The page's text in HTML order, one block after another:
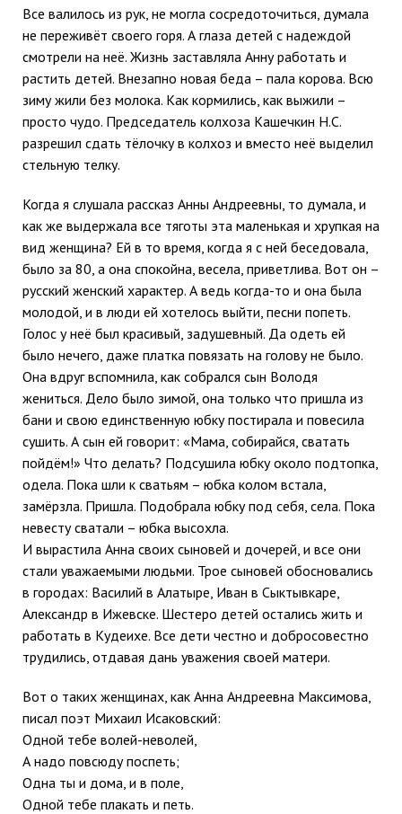
Все валилось из рук, не могла сосредоточиться, думала
не переживёт своего горя. А глаза детей с надеждой
смотрели на неё. Жизнь заставляла Анну работать и
растить детей. Внезапно новая беда – пала корова. Всю
зиму жили без молока. Как кормились, как выжили –
просто чудо. Председатель колхоза Кашечкин Н.С.
разрешил сдать тёлочку в колхоз и вместо неё выделил
стельную телку.
Когда я слушала рассказ Анны Андреевны, то думала, и
как же выдержала все тяготы эта маленькая и хрупкая на
вид женщина? Ей в то время, когда я с ней беседовала,
было за 80, а она спокойна, весела, приветлива. Вот он –
русский женский характер. А ведь когда-то и она была
молодой, и в люди ей хотелось выйти, песни попеть.
Голос у неё был красивый, задушевный. Да одеть ей
было нечего, даже платка повязать на голову не было.
Она вдруг вспомнила, как собрался сын Володя
жениться. Дело было зимой, она только что пришла из
бани и свою единственную юбку постирала и повесила
сушить. А сын ей говорит: «Мама, собирайся, сватать
пойдём!» Что делать? Подсушила юбку около подтопка,
одела. Пока шли к сватьям – юбка колом встала,
замёрзла. Пришла. Подобрала юбку под себя, села. Пока
невесту сватали – юбка высохла.
И вырастила Анна своих сыновей и дочерей, и все они
стали уважаемыми людьми. Трое сыновей обосновались
в городах: Василий в Алатыре, Иван в Сыктывкаре,
Александр в Ижевске. Шестеро детей остались жить и
работать в Кудеихе. Все дети честно и добросовестно
трудились, отдавая дань уважения своей матери.
Вот о таких женщинах, как Анна Андреевна Максимова,
писал поэт Михаил Исаковский:
Одной тебе волей-неволей,
А надо повсюду поспеть;
Одна ты и дома, и в поле,
Одной тебе плакать и петь.